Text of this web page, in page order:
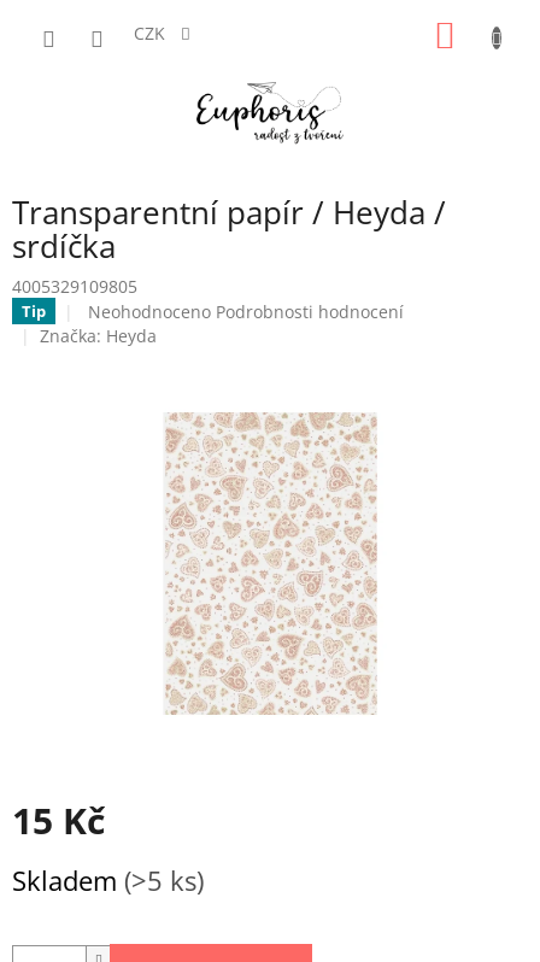
CZK
Transparentní papír / Heyda /
srdíčka
4005329109805
Tip
Průměrné
hodnocení
hvězdiček.
Neohodnoceno Podrobnosti hodnocení
Značka: Heyda
15 Kč
cena:
Skladem (>5 ks)